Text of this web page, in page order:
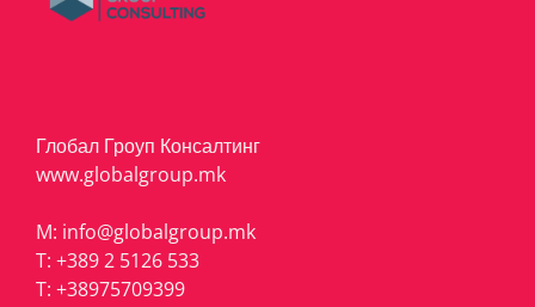
Глобал Гроуп Консалтинг
www.globalgroup.mk
M: info@globalgroup.mk
T: +389 2 5126 533
T: +38975709399